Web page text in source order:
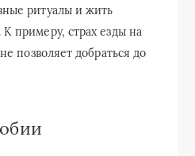
ритуалы и жить
примеру, страх езды на
позволяет добраться до